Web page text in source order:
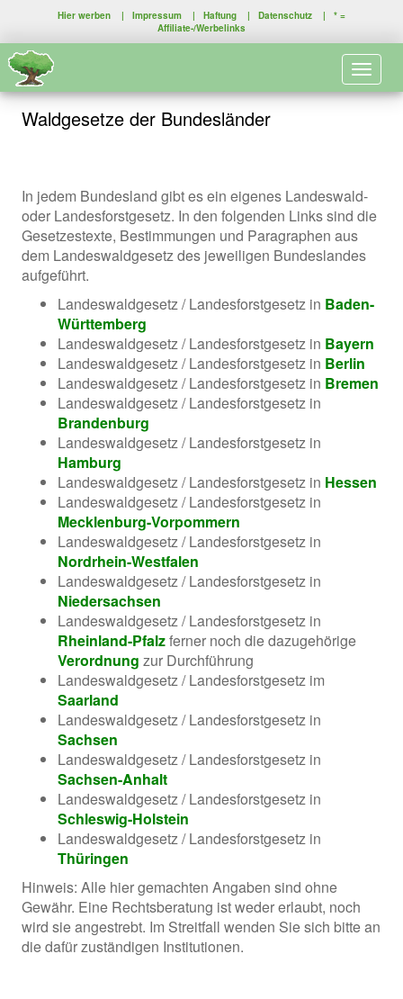
Hier werben | Impressum | Haftung | Datenschutz | * =
Affiliate-/Werbelinks
Waldgesetze der Bundesländer
In jedem Bundesland gibt es ein eigenes Landeswald-
oder Landesforstgesetz. In den folgenden Links sind die
Gesetzestexte, Bestimmungen und Paragraphen aus
dem Landeswaldgesetz des jeweiligen Bundeslandes
aufgeführt.
Landeswaldgesetz / Landesforstgesetz in Baden-
Württemberg
Landeswaldgesetz / Landesforstgesetz in Bayern
Landeswaldgesetz / Landesforstgesetz in Berlin
Landeswaldgesetz / Landesforstgesetz in Bremen
Landeswaldgesetz / Landesforstgesetz in
Brandenburg
Landeswaldgesetz / Landesforstgesetz in
Hamburg
Landeswaldgesetz / Landesforstgesetz in Hessen
Landeswaldgesetz / Landesforstgesetz in
Mecklenburg-Vorpommern
Landeswaldgesetz / Landesforstgesetz in
Nordrhein-Westfalen
Landeswaldgesetz / Landesforstgesetz in
Niedersachsen
Landeswaldgesetz / Landesforstgesetz in
Rheinland-Pfalzferner noch die dazugehörige
Verordnung zur Durchführung
Landeswaldgesetz / Landesforstgesetz im
Saarland
Landeswaldgesetz / Landesforstgesetz in
Sachsen
Landeswaldgesetz / Landesforstgesetz in
Sachsen-Anhalt
Landeswaldgesetz / Landesforstgesetz in
Schleswig-Holstein
Landeswaldgesetz / Landesforstgesetz in
Thüringen
Hinweis: Alle hier gemachten Angaben sind ohne
Gewähr. Eine Rechtsberatung ist weder erlaubt, noch
wird sie angestrebt. Im Streitfall wenden Sie sich bitte an
die dafür zuständigen Institutionen.